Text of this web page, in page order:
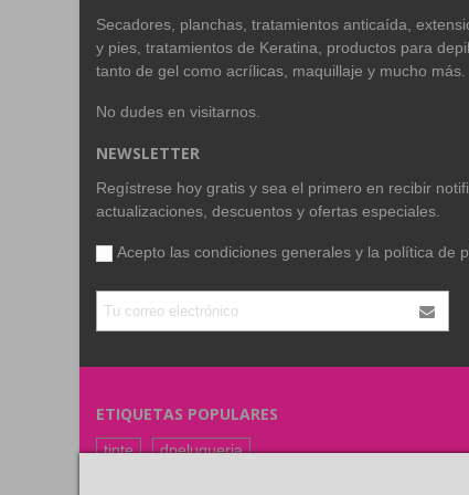
Secadores, planchas, tratamientos anticaída,
y pies, tratamientos de Keratina, productos para
tanto de gel como acrílicas, maquillaje y mucho más.
No dudes en visitarnos.
NEWSLETTER
Regístrese hoy gratis y sea el primero en recibir
actualizaciones, descuentos y ofertas especiales.
Acepto las condiciones generales y la política de
ETIQUETAS POPULARES
tinte
dpeluqueria